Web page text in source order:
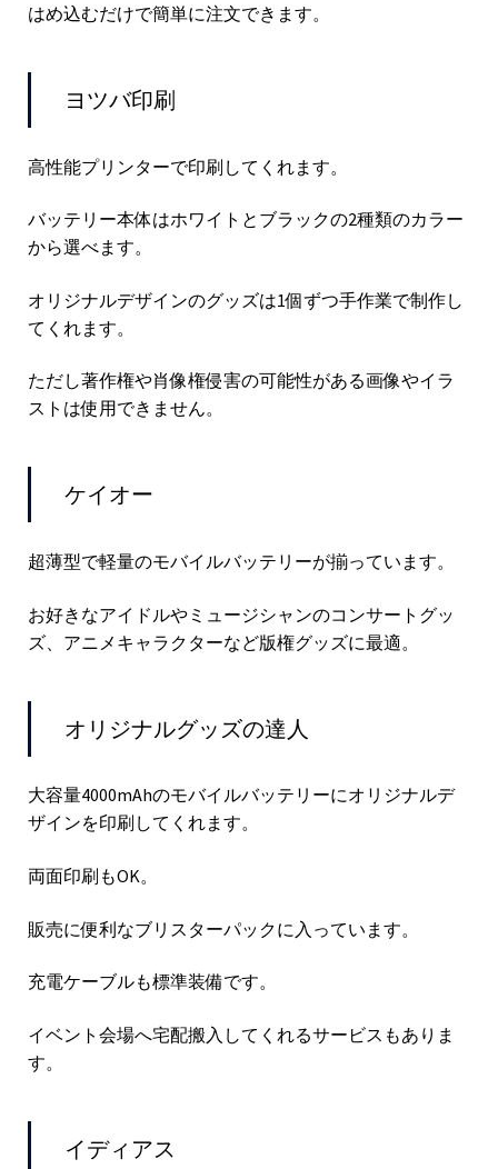
はめ込むだけで簡単に注文できます。
ヨツバ印刷
高性能プリンターで印刷してくれます。
バッテリー本体はホワイトとブラックの2種類のカラー
から選べます。
オリジナルデザインのグッズは1個ずつ手作業で制作し
てくれます。
ただし著作権や肖像権侵害の可能性がある画像やイラ
ストは使用できません。
ケイオー
超薄型で軽量のモバイルバッテリーが揃っています。
お好きなアイドルやミュージシャンのコンサートグッ
ズ、アニメキャラクターなど版権グッズに最適。
オリジナルグッズの達人
大容量4000mAhのモバイルバッテリーにオリジナルデ
ザインを印刷してくれます。
両面印刷もOK。
販売に便利なブリスターパックに入っています。
充電ケーブルも標準装備です。
イベント会場へ宅配搬入してくれるサービスもありま
す。
イディアス